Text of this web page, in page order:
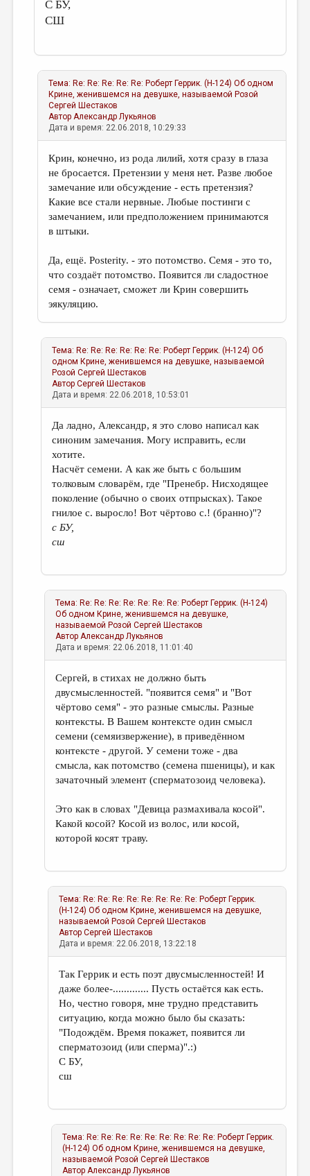
С БУ,
СШ
Тема: Re: Re: Re: Re: Re: Роберт Геррик. (Н-124) Об одном
Крине, женившемся на девушке, называемой Розой
Сергей Шестаков
АвторАлександр Лукьянов
Дата и время: 22.06.2018, 10:29:33
Крин, конечно, из рода лилий, хотя сразу в глаза
не бросается. Претензии у меня нет. Разве любое
замечание или обсуждение - есть претензия?
Какие все стали нервные. Любые постинги с
замечанием, или предположением принимаются
в штыки.
Да, ещё. Posterity. - это потомство. Семя - это то,
что создаёт потомство. Появится ли сладостное
семя - означает, сможет ли Крин совершить
эякуляцию.
Тема: Re: Re: Re: Re: Re: Re: Роберт Геррик. (Н-124) Об
одном Крине, женившемся на девушке, называемой
РозойСергей Шестаков
АвторСергей Шестаков
Дата и время: 22.06.2018, 10:53:01
Да ладно, Александр, я это слово написал как
синоним замечания. Могу исправить, если
хотите.
Насчёт семени. А как же быть с большим
толковым словарём, где "Пренебр. Нисходящее
поколение (обычно о своих отпрысках). Такое
гнилое с. выросло! Вот чёртово с.! (бранно)"?
с БУ,
сш
Тема: Re: Re: Re: Re: Re: Re: Re: Роберт Геррик. (Н-124)
Об одном Крине, женившемся на девушке,
называемой РозойСергей Шестаков
АвторАлександр Лукьянов
Дата и время: 22.06.2018, 11:01:40
Сергей, в стихах не должно быть
двусмысленностей. "появится семя" и "Вот
чёртово семя" - это разные смыслы. Разные
контексты. В Вашем контексте один смысл
семени (семяизвержение), в приведённом
контексте - другой. У семени тоже - два
смысла, как потомство (семена пшеницы), и как
зачаточный элемент (сперматозоид человека).
Это как в словах "Девица размахивала косой".
Какой косой? Косой из волос, или косой,
которой косят траву.
Тема: Re: Re: Re: Re: Re: Re: Re: Re: Роберт Геррик.
(Н-124) Об одном Крине, женившемся на девушке,
называемой РозойСергей Шестаков
АвторСергей Шестаков
Дата и время: 22.06.2018, 13:22:18
Так Геррик и есть поэт двусмысленностей! И
даже более-............. Пусть остаётся как есть.
Но, честно говоря, мне трудно представить
ситуацию, когда можно было бы сказать:
"Подождём. Время покажет, появится ли
сперматозоид (или сперма)".:)
С БУ,
сш
Тема: Re: Re: Re: Re: Re: Re: Re: Re: Re: Роберт Геррик.
(Н-124) Об одном Крине, женившемся на девушке,
называемой РозойСергей Шестаков
АвторАлександр Лукьянов